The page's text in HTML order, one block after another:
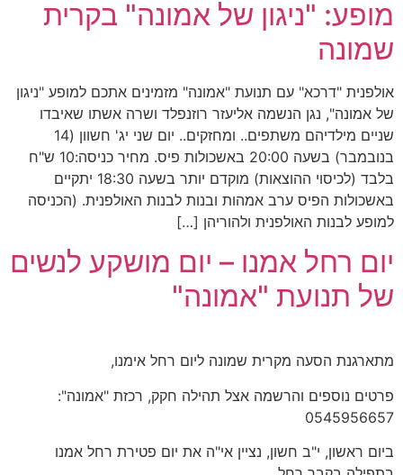
מופע: "ניגון של אמונה" בקרית
שמונה
אולפנית "דרכא" עם תנועת "אמונה" מזמינים אתכם למופע "ניגון
של אמונה", נגן הנשמה אליעזר רוזנפלד ושרה אשתו שאיבדו
שניים מילדיהם משתפים.. ומחזקים.. יום שני יג' חשוון (14
בנובמבר) בשעה 20:00 באשכולות פיס. מחיר כניסה:10 ש"ח
בלבד (לכיסוי ההוצאות) מוקדם יותר בשעה 18:30 יתקיים
באשכולות הפיס ערב אמהות ובנות לבנות האולפנית. (הכניסה
למופע לבנות האולפנית ולהוריהן […]
יום רחל אמנו – יום מושקע לנשים
של תנועת "אמונה"
מתארגנת הסעה מקרית שמונה ליום רחל אימנו,
פרטים נוספים והרשמה אצל תהילה חקק, רכזת "אמונה":
0545956657
ביום ראשון, י"ב חשון, נציין אי"ה את יום פטירת רחל אמנו